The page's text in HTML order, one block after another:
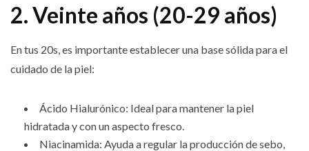
2. Veinte años (20-29 años)
En tus 20s, es importante establecer una base sólida para el
cuidado de la piel:
Ácido Hialurónico: Ideal para mantener la piel
hidratada y con un aspecto fresco.
Niacinamida: Ayuda a regular la producción de sebo,